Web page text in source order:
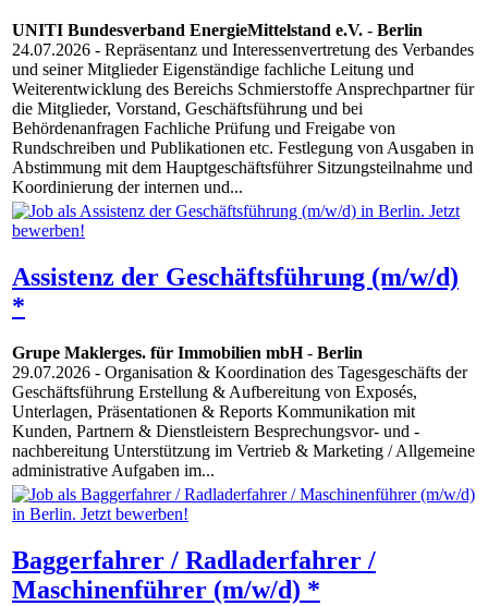
UNITI Bundesverband EnergieMittelstand e.V. - Berlin
24.07.2026 - Repräsentanz und Interessenvertretung des Verbandes
und seiner Mitglieder Eigenständige fachliche Leitung und
Weiterentwicklung des Bereichs Schmierstoffe Ansprechpartner für
die Mitglieder, Vorstand, Geschäftsführung und bei
Behördenanfragen Fachliche Prüfung und Freigabe von
Rundschreiben und Publikationen etc. Festlegung von Ausgaben in
Abstimmung mit dem Hauptgeschäftsführer Sitzungsteilnahme und
Koordinierung der internen und...
Assistenz der Geschäftsführung (m/w/d)
*
Grupe Maklerges. für Immobilien mbH- Berlin
29.07.2026 - Organisation & Koordination des Tagesgeschäfts der
Geschäftsführung Erstellung & Aufbereitung von Exposés,
Unterlagen, Präsentationen & Reports Kommunikation mit
Kunden, Partnern & Dienstleistern Besprechungsvor- und -
nachbereitung Unterstützung im Vertrieb & Marketing / Allgemeine
administrative Aufgaben im...
Baggerfahrer / Radladerfahrer /
Maschinenführer (m/w/d) *